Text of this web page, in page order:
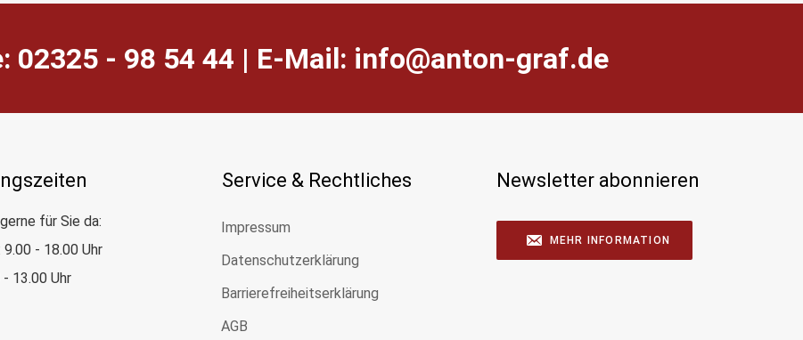
02325 - 98 54 44 | E-Mail: ed.farg-notna@ofni
für Sie da:
9.00 - 18.00 Uhr
- 13.00 Uhr
Service & Rechtliches
Impressum
Datenschutzerklärung
Barrierefreiheitserklärung
AGB
Newsletter abonnieren
MEHR INFORMATION